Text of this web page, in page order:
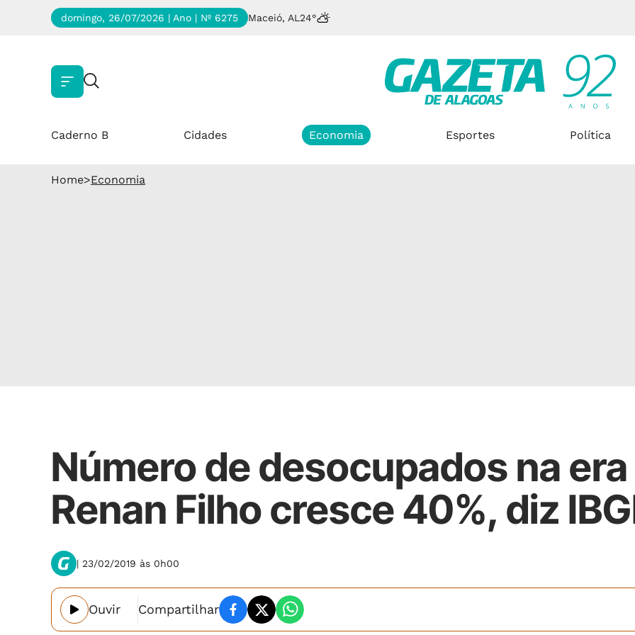
domingo, 26/07/2026 | Ano | Nº 6275 Maceió, AL 24°
Caderno B Cidades Economia Esportes Política
Home>Economia
Número de desocupados na era
Renan Filho cresce 40%, diz
| 23/02/2019 às 0h00
Ouvir Compartilhar